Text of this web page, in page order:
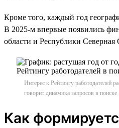
Кроме того, каждый год
В 2025-м впервые появились
области и Республики
Интерес к Рейтингу работодателей
говорит динамика запросов в поиске
Как